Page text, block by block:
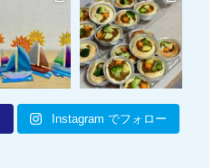
Instagram でフォロー